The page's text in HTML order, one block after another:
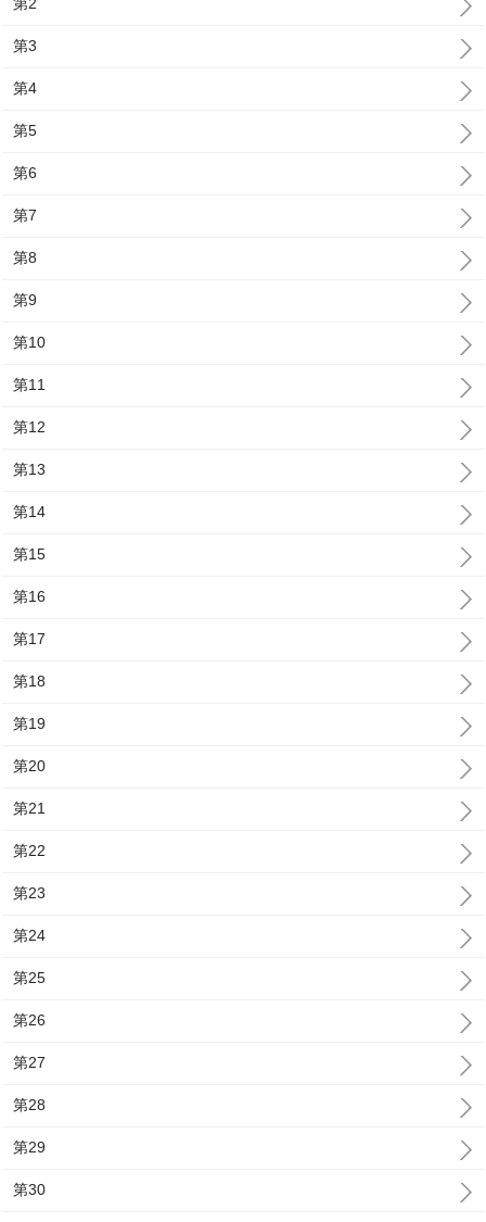
第3
第4
第5
第6
第7
第8
第9
第10
第11
第12
第13
第14
第15
第16
第17
第18
第19
第20
第21
第22
第23
第24
第25
第26
第27
第28
第29
第30